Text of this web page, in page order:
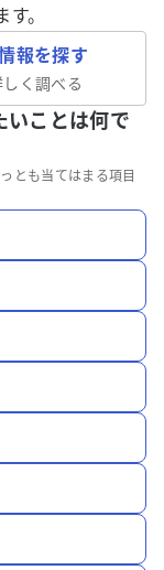
。
報を探す
く調べる
いことは何で
とも当てはまる項目